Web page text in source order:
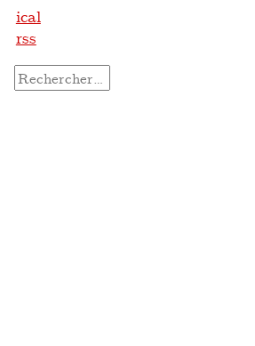
ical
rss
Rechercher :